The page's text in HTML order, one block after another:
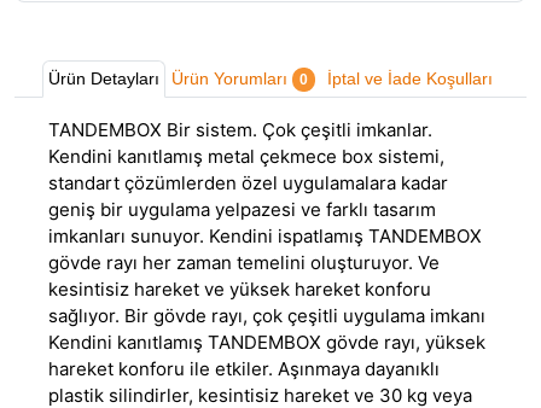
Ürün Detayları Ürün Yorumları 0 İptal ve İade Koşulları
TANDEMBOX Bir sistem. Çok çeşitli imkanlar.
Kendini kanıtlamış metal çekmece box sistemi,
standart çözümlerden özel uygulamalara kadar
geniş bir uygulama yelpazesi ve farklı tasarım
imkanları sunuyor. Kendini ispatlamış TANDEMBOX
gövde rayı her zaman temelini oluşturuyor. Ve
kesintisiz hareket ve yüksek hareket konforu
sağlıyor. Bir gövde rayı, çok çeşitli uygulama imkanı
Kendini kanıtlamış TANDEMBOX gövde rayı, yüksek
hareket konforu ile etkiler. Aşınmaya dayanıklı
plastik silindirler, kesintisiz hareket ve 30 kg veya